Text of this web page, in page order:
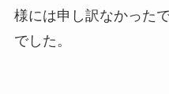
様には申し訳なかった
でした。